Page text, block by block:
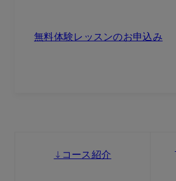
無料体験レッスンのお申込み
↓コース紹介